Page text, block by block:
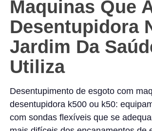
Maquinas Que
Desentupidora
Jardim Da
Utiliza
Desentupimento de esgoto com
desentupidora k500 ou k50:
com sondas flexíveis que se